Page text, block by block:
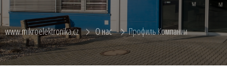
www.mikroelektronika.cz О нас Профиль Компании